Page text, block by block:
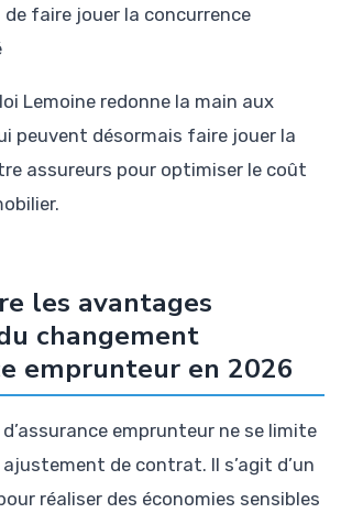
de faire jouer la concurrence
Lemoine redonne la main aux
peuvent désormais faire jouer la
assureurs pour optimiser le coût
les avantages
changement
emprunteur en 2026
emprunteur ne se limite
de contrat. Il s’agit d’un
réaliser des économies sensibles